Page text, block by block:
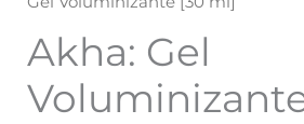
Akha: Gel